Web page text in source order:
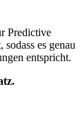
Predictive
es genau
entspricht.